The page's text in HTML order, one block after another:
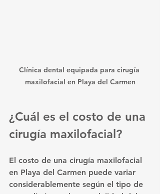
Clínica dental equipada para cirugía
maxilofacial en Playa del Carmen
¿Cuál es el costo de una
cirugía maxilofacial?
El costo de una cirugía maxilofacial
en Playa del Carmen puede variar
considerablemente según el tipo de